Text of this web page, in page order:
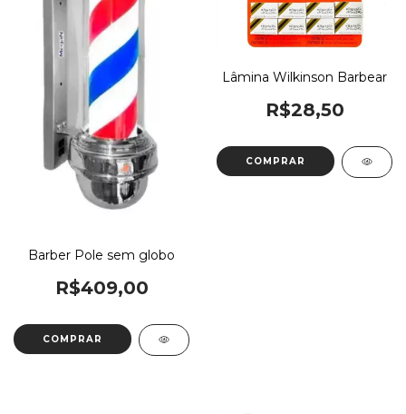
Barber Pole sem globo
R$409,00
Lâmina Wilkinson Barbear
R$28,50